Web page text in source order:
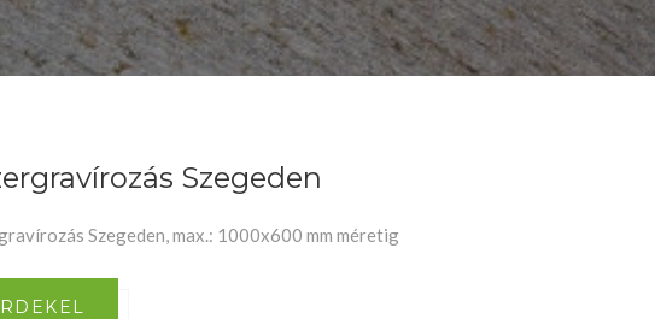
Szegeden
Szegeden, max.: 1000x600 mm méretig